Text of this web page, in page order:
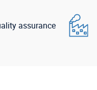
assurance